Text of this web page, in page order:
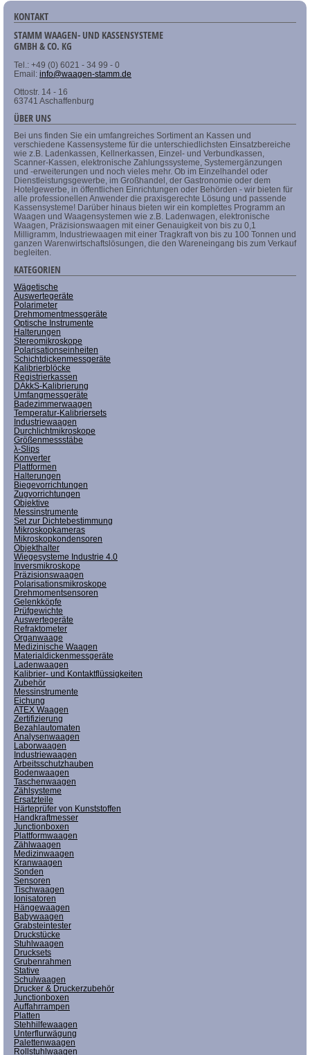
KONTAKT
STAMM WAAGEN- UND KASSENSYSTEME
GMBH & CO. KG
Tel.: +49 (0) 6021 - 34 99 - 0
Email: info@waagen-stamm.de
Ottostr. 14 - 16
63741 Aschaffenburg
ÜBER UNS
Bei uns finden Sie ein umfangreiches Sortiment an Kassen und
verschiedene Kassensysteme für die unterschiedlichsten Einsatzbereiche
wie z.B. Ladenkassen, Kellnerkassen, Einzel- und Verbundkassen,
Scanner-Kassen, elektronische Zahlungssysteme, Systemergänzungen
und -erweiterungen und noch vieles mehr. Ob im Einzelhandel oder
Dienstleistungsgewerbe, im Großhandel, der Gastronomie oder dem
Hotelgewerbe, in öffentlichen Einrichtungen oder Behörden - wir bieten für
alle professionellen Anwender die praxisgerechte Lösung und passende
Kassensysteme! Darüber hinaus bieten wir ein komplettes Programm an
Waagen und Waagensystemen wie z.B. Ladenwagen, elektronische
Waagen, Präzisionswaagen mit einer Genauigkeit von bis zu 0,1
Milligramm, Industriewaagen mit einer Tragkraft von bis zu 100 Tonnen und
ganzen Warenwirtschaftslösungen, die den Wareneingang bis zum Verkauf
begleiten.
KATEGORIEN
Wägetische
Auswertegeräte
Polarimeter
Drehmomentmessgeräte
Optische Instrumente
Halterungen
Stereomikroskope
Polarisationseinheiten
Schichtdickenmessgeräte
Kalibrierblöcke
Registrierkassen
DAkkS-Kalibrierung
Umfangmessgeräte
Badezimmerwaagen
Temperatur-Kalibriersets
Industriewaagen
Durchlichtmikroskope
Größenmessstäbe
λ-Slips
Konverter
Plattformen
Halterungen
Biegevorrichtungen
Zugvorrichtungen
Objektive
Messinstrumente
Set zur Dichtebestimmung
Mikroskopkameras
Mikroskopkondensoren
Objekthalter
Wiegesysteme Industrie 4.0
Inversmikroskope
Präzisionswaagen
Polarisationsmikroskope
Drehmomentsensoren
Gelenkköpfe
Prüfgewichte
Auswertegeräte
Refraktometer
Organwaage
Medizinische Waagen
Materialdickenmessgeräte
Ladenwaagen
Kalibrier- und Kontaktflüssigkeiten
Zubehör
Messinstrumente
Eichung
ATEX Waagen
Zertifizierung
Bezahlautomaten
Analysenwaagen
Laborwaagen
Industriewaagen
Arbeitsschutzhauben
Bodenwaagen
Taschenwaagen
Zählsysteme
Ersatzteile
Härteprüfer von Kunststoffen
Handkraftmesser
Junctionboxen
Plattformwaagen
Zählwaagen
Medizinwaagen
Kranwaagen
Sonden
Sensoren
Tischwaagen
Ionisatoren
Hängewaagen
Babywaagen
Grabsteintester
Druckstücke
Stuhlwaagen
Drucksets
Grubenrahmen
Stative
Schulwaagen
Drucker & Druckerzubehör
Junctionboxen
Auffahrrampen
Platten
Stehhilfewaagen
Unterflurwägung
Palettenwaagen
Rollstuhlwaagen